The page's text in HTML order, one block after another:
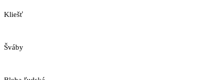
Kliešť
Šváby